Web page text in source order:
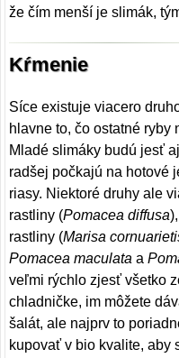
že čím menší je slimák,
Kŕmenie
Síce existuje viacero
hlavne to, čo ostatné
Mladé slimáky budú jesť
radšej počkajú na hotové
riasy. Niektoré druhy ale
rastliny (Pomacea diffusa
rastliny (Marisa
Pomacea maculata a
veľmi rýchlo zjesť všetko
chladničke, im môžete
šalát, ale najprv to
kupovať v bio kvalite, aby